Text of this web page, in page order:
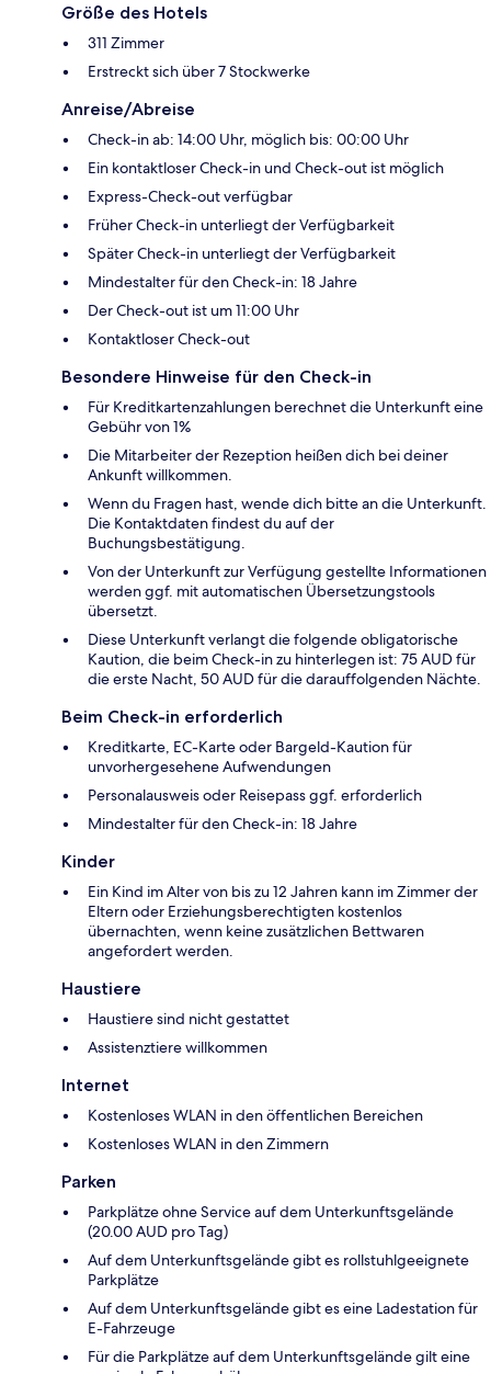
Größe des Hotels
311 Zimmer
Erstreckt sich über 7 Stockwerke
Anreise/Abreise
Check-in ab: 14:00 Uhr, möglich bis: 00:00 Uhr
Ein kontaktloser Check-in und Check-out ist möglich
Express-Check-out verfügbar
Früher Check-in unterliegt der Verfügbarkeit
Später Check-in unterliegt der Verfügbarkeit
Mindestalter für den Check-in: 18 Jahre
Der Check-out ist um 11:00 Uhr
Kontaktloser Check-out
Besondere Hinweise für den Check-in
Für Kreditkartenzahlungen berechnet die Unterkunft eine
Gebühr von 1%
Die Mitarbeiter der Rezeption heißen dich bei deiner
Ankunft willkommen.
Wenn du Fragen hast, wende dich bitte an die Unterkunft.
Die Kontaktdaten findest du auf der
Buchungsbestätigung.
Von der Unterkunft zur Verfügung gestellte Informationen
werden ggf. mit automatischen Übersetzungstools
übersetzt.
Diese Unterkunft verlangt die folgende obligatorische
Kaution, die beim Check-in zu hinterlegen ist: 75 AUD für
die erste Nacht, 50 AUD für die darauffolgenden Nächte.
Beim Check-in erforderlich
Kreditkarte, EC-Karte oder Bargeld-Kaution für
unvorhergesehene Aufwendungen
Personalausweis oder Reisepass ggf. erforderlich
Mindestalter für den Check-in: 18 Jahre
Kinder
Ein Kind im Alter von bis zu 12 Jahren kann im Zimmer der
Eltern oder Erziehungsberechtigten kostenlos
übernachten, wenn keine zusätzlichen Bettwaren
angefordert werden.
Haustiere
Haustiere sind nicht gestattet
Assistenztiere willkommen
Internet
Kostenloses WLAN in den öffentlichen Bereichen
Kostenloses WLAN in den Zimmern
Parken
Parkplätze ohne Service auf dem Unterkunftsgelände
(20.00 AUD pro Tag)
Auf dem Unterkunftsgelände gibt es rollstuhlgeeignete
Parkplätze
Auf dem Unterkunftsgelände gibt es eine Ladestation für
E-Fahrzeuge
Für die Parkplätze auf dem Unterkunftsgelände gilt eine